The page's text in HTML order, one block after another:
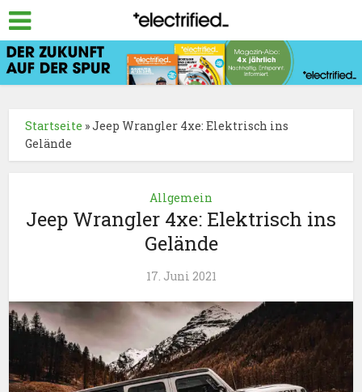
Startseite »Jeep Wrangler 4xe: Elektrisch ins
Gelände
Allgemein
Jeep Wrangler 4xe: Elektrisch ins
Gelände
17. Juni 2021